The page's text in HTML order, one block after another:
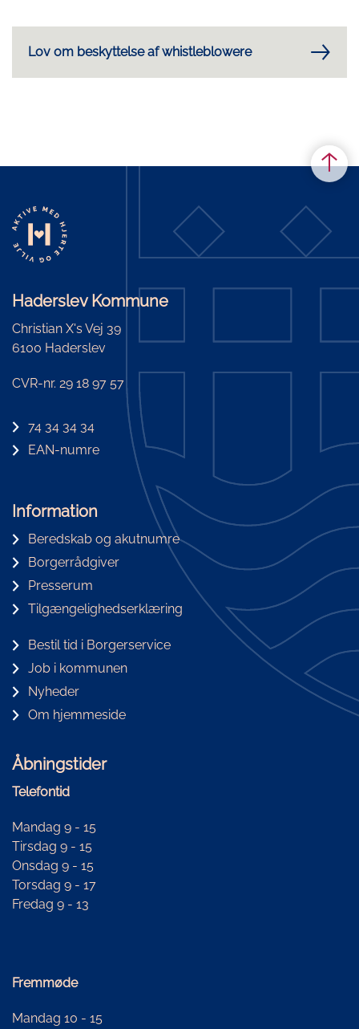
Lov om beskyttelse af whistleblowere
Haderslev Kommune
Christian X's Vej 39
6100 Haderslev
CVR-nr. 29 18 97 57
74 34 34 34
EAN-numre
Information
Beredskab og akutnumre
Borgerrådgiver
Presserum
Tilgængelighedserklæring
Bestil tid i Borgerservice
Job i kommunen
Nyheder
Om hjemmeside
Åbningstider
Telefontid
Mandag 9 - 15
Tirsdag 9 - 15
Onsdag 9 - 15
Torsdag 9 - 17
Fredag 9 - 13
Fremmøde
Mandag 10 - 15